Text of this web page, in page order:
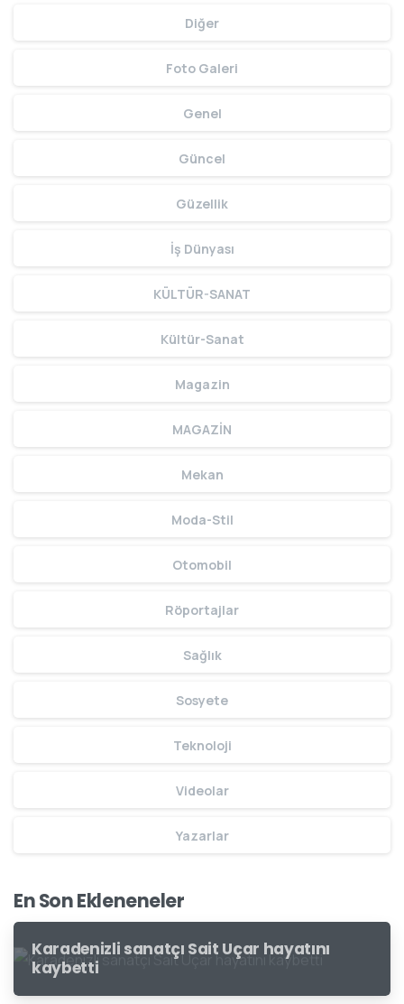
Diğer
Foto Galeri
Genel
Güncel
Güzellik
İş Dünyası
KÜLTÜR-SANAT
Kültür-Sanat
Magazin
MAGAZİN
Mekan
Moda-Stil
Otomobil
Röportajlar
Sağlık
Sosyete
Teknoloji
Videolar
Yazarlar
En Son Ekleneneler
Karadenizli sanatçı Sait Uçar hayatını
kaybetti